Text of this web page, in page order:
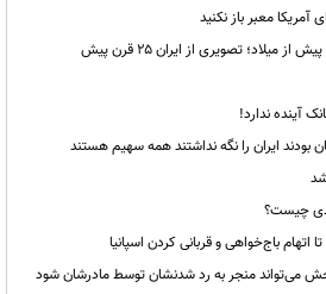
معبر باز نکنید
آینده ندارد!
بودند ایران را نگه نداشتند همه سهیم هستند
چیست؟
اتهام باج‌خواهی و قربانی کردن اسپانیا
می‌تواند منجر به رد شدنشان توسط مادرشان شود